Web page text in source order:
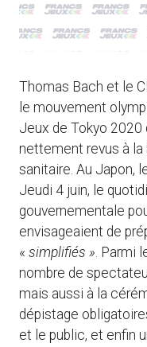
Thomas Bach et le
le mouvement
Jeux de Tokyo 2020
nettement revus à
sanitaire. Au Japon,
Jeudi 4 juin, le
gouvernementale
envisageaient de
« simplifiés ». Parmi
nombre de
mais aussi à la
dépistage
et le public, et enfin